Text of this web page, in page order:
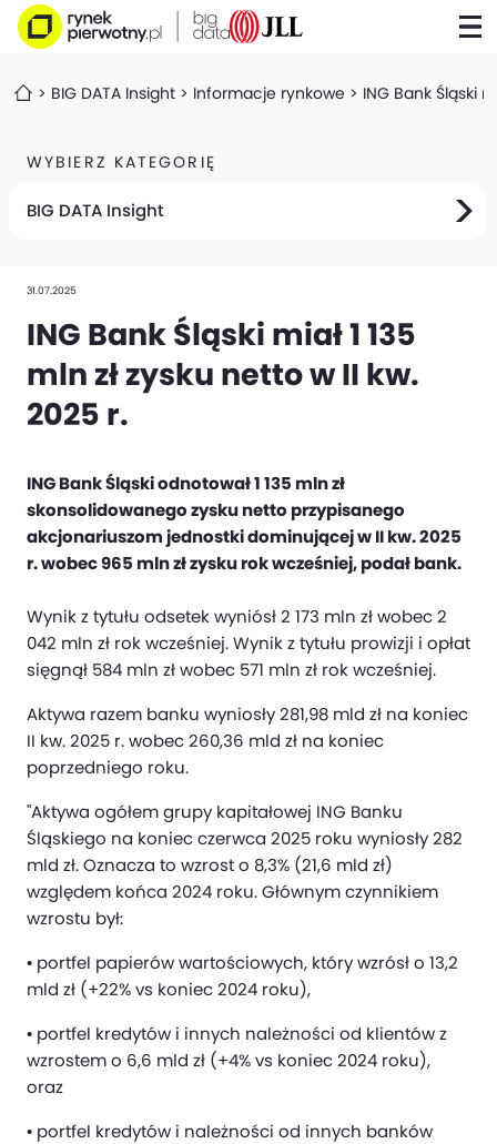
BIG DATA Insight Informacje rynkowe ING Bank Śląski
WYBIERZ KATEGORIĘ
BIG DATA Insight
31.07.2025
ING Bank Śląski miał 1 135
mln zł zysku netto w II kw.
2025 r.
ING Bank Śląski odnotował 1 135 mln zł
skonsolidowanego zysku netto przypisanego
akcjonariuszom jednostki dominującej w II kw. 2025
r. wobec 965 mln zł zysku rok wcześniej, podał bank.
Wynik z tytułu odsetek wyniósł 2 173 mln zł wobec 2
042 mln zł rok wcześniej. Wynik z tytułu prowizji i opłat
sięgnął 584 mln zł wobec 571 mln zł rok wcześniej.
Aktywa razem banku wyniosły 281,98 mld zł na koniec
II kw. 2025 r. wobec 260,36 mld zł na koniec
poprzedniego roku.
"Aktywa ogółem grupy kapitałowej ING Banku
Śląskiego na koniec czerwca 2025 roku wyniosły 282
mld zł. Oznacza to wzrost o 8,3% (21,6 mld zł)
względem końca 2024 roku. Głównym czynnikiem
wzrostu był:
• portfel papierów wartościowych, który wzrósł o 13,2
mld zł (+22% vs koniec 2024 roku),
• portfel kredytów i innych należności od klientów z
wzrostem o 6,6 mld zł (+4% vs koniec 2024 roku),
oraz
• portfel kredytów i należności od innych banków